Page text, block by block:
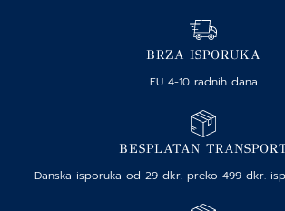
BRZA ISPORUKA
EU 4-10 radnih dana
BESPLATAN
Danska isporuka od 29 dkr. preko 499 dkr.